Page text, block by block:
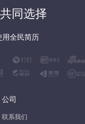
同选择
用全民简历
公司
联系我们